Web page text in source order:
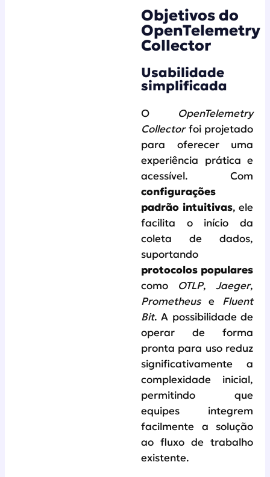
Objetivos do
OpenTelemetry
Collector
Usabilidade
simplificada
O OpenTelemetry
Collectorfoi projetado
para oferecer uma
experiência prática e
acessível. Com
configurações
padrão intuitivas, ele
facilita o início da
coleta de dados,
suportando
protocolos populares
como OTLP, Jaeger,
Prometheuse Fluent
Bit. A possibilidade de
operar de forma
pronta para uso reduz
significativamente a
complexidade inicial,
permitindo que
equipes integrem
facilmente a solução
ao fluxo de trabalho
existente.